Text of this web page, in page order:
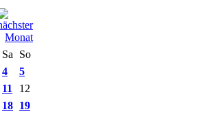
Sa
So
4
5
11
12
18 19